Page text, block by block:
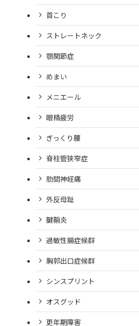
首こり
ストレートネック
顎関節症
めまい
メニエール
眼精疲労
ぎっくり腰
脊柱管狭窄症
肋間神経痛
外反母趾
腱鞘炎
過敏性腸症候群
胸郭出口症候群
シンスプリント
オスグッド
更年期障害